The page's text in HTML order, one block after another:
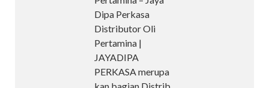
Dipa Perkasa
Distributor Oli
Pertamina |
JAYADIPA
PERKASA merupa